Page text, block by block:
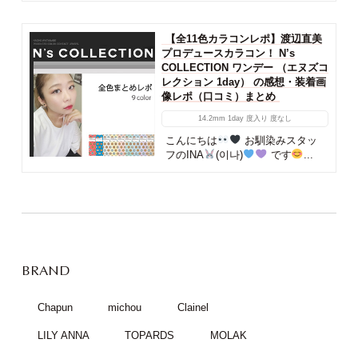
【全11色カラコンレポ】渡辺直美
プロデュースカラコン！ N’s
COLLECTION ワンデー （エヌズコ
レクション 1day） の感想・装着画
像レポ（口コミ）まとめ
14.2mm 1day 度入り 度なし
こんにちは
お馴染みスタッ
フのINA
(이나) です
BRAND
Chapun michou Clainel
LILY ANNA TOPARDS MOLAK